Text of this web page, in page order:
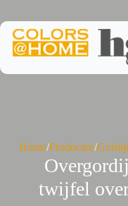
de
inhoud
Home/Producten/
twijfel